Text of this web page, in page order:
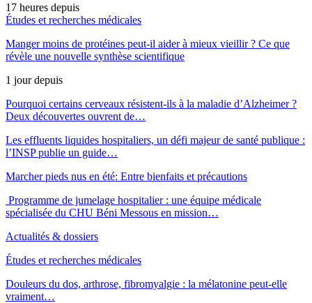
17 heures depuis
Études et recherches médicales
Manger moins de protéines peut-il aider à mieux vieillir ? Ce que
révèle une nouvelle synthèse scientifique
1 jour depuis
Pourquoi certains cerveaux résistent-ils à la maladie d’Alzheimer ?
Deux découvertes ouvrent de…
Les effluents liquides hospitaliers, un défi majeur de santé publique :
l’INSP publie un guide…
Marcher pieds nus en été: Entre bienfaits et précautions
Programme de jumelage hospitalier : une équipe médicale
spécialisée du CHU Béni Messous en mission…
Actualités & dossiers
Études et recherches médicales
Douleurs du dos, arthrose, fibromyalgie : la mélatonine peut-elle
vraiment…